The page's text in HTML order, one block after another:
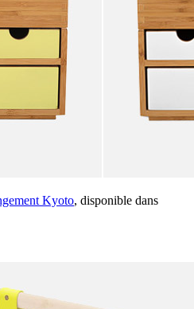
Kyoto, disponible dans